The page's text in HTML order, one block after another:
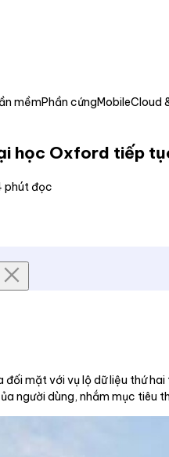
mềmPhần cứngMobileCloud
học Oxford tiếp
phút đọc
đối mặt với vụ lộ dữ liệu thứ
người dùng, nhắm mục tiêu